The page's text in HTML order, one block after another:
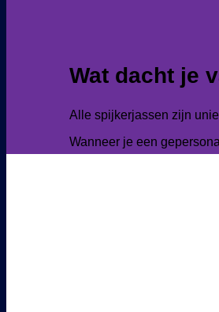
Wat dacht je
Alle spijkerjassen zijn
Wanneer je een